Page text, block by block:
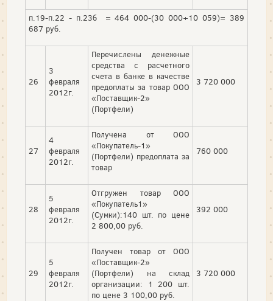
п.19-п.22 - п.23б = 464 000-(30 000+10 059)= 389
687 руб.
26
3
февраля
2012г.
Перечислены денежные
средства с расчетного
счета в банке в качестве
предоплаты за товар ООО
«Поставщик-2»
(Портфели)
3 720 000
27
4
февраля
2012г.
Получена от ООО
«Покупатель-1»
(Портфели) предоплата за
товар
760 000
28
5
февраля
2012г.
Отгружен товар ООО
«Покупатель1»
(Сумки):140 шт. по цене
2 800,00 руб.
392 000
29
5
февраля
2012г.
Получен товар от ООО
«Поставщик-2»
(Портфели) на склад
организации: 1 200 шт.
по цене 3 100,00 руб.
3 720 000